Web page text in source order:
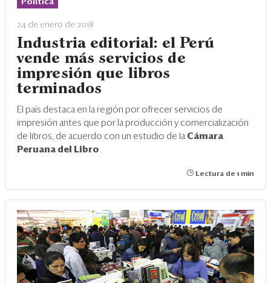
Política
24 de enero de 2018
Industria editorial: el Perú
vende más servicios de
impresión que libros
terminados
El país destaca en la región por ofrecer servicios de
impresión antes que por la producción y comercialización
de libros, de acuerdo con un estudio de la Cámara
Peruana del Libro
Lectura de 1 min